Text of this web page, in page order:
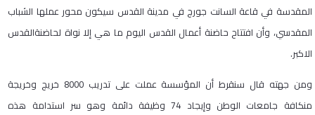
المقدسة في قاعة السانت جورج في مدينة القدس سيكون محور عملها الشباب
المقدسي، وأن افتتاح حاضنة أعمال القدس اليوم ما هي إلا نواة لحاضنةالقدس
الاكبر.
ومن جهته قال سنقرط أن المؤسسة عملت على تدريب 8000 خريج وخريجة
منكافة جامعات الوطن وإيجاد 74 وظيفة دائمة وهو سر استدامة هذه